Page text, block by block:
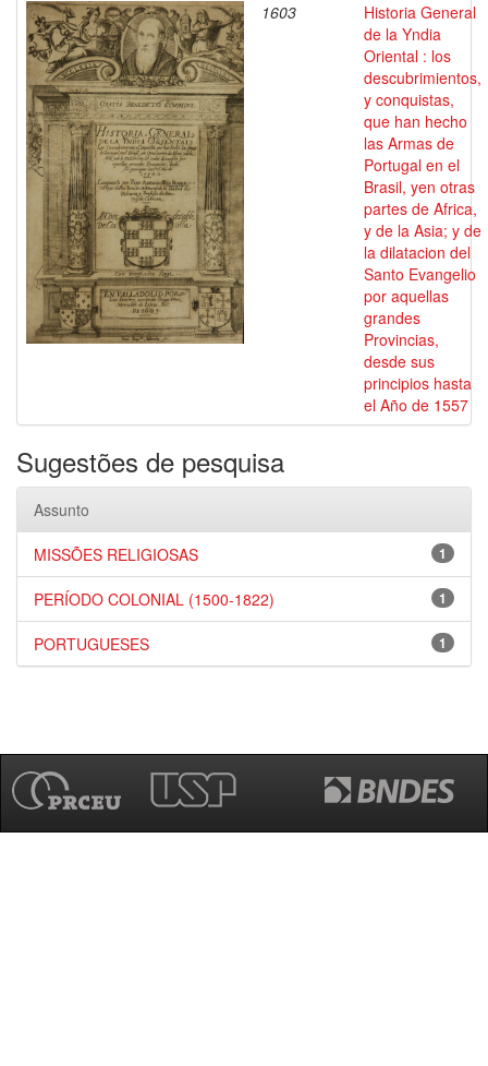
1603
Historia General
de la Yndia
Oriental : los
descubrimientos,
y conquistas,
que han hecho
las Armas de
Portugal en el
Brasil, yen otras
partes de Africa,
y de la Asia; y de
la dilatacion del
Santo Evangelio
por aquellas
grandes
Provincias,
desde sus
principios hasta
el Año de 1557
Sugestões de pesquisa
Assunto
1
MISSÕES RELIGIOSAS
1
PERÍODO COLONIAL (1500-1822)
1
PORTUGUESES